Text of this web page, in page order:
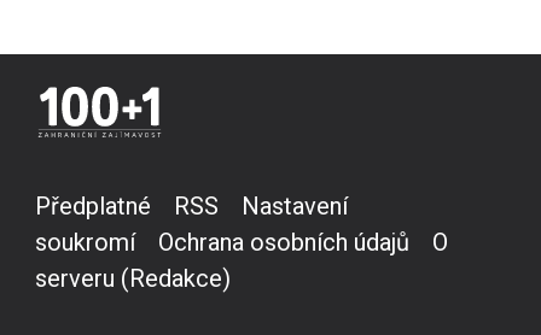
Předplatné RSS
Nastavení
soukromí
Ochrana osobních údajů
O
serveru (Redakce)